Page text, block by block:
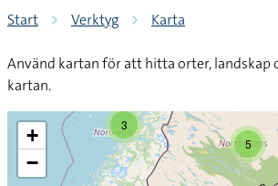
Start Verktyg Karta
Använd kartan för att hitta orter, landskap
kartan.
3
5
+
−